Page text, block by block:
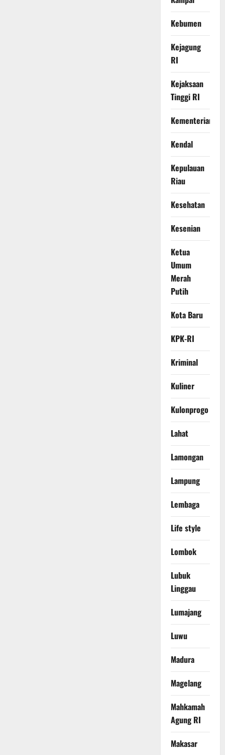
Kebumen
Kejagung
RI
Kejaksaan
Tinggi RI
Kementerian
Kendal
Kepulauan
Riau
Kesehatan
Kesenian
Ketua
Umum
Merah
Putih
Kota Baru
KPK-RI
Kriminal
Kuliner
Kulonprogo
Lahat
Lamongan
Lampung
Lembaga
Life style
Lombok
Lubuk
Linggau
Lumajang
Luwu
Madura
Magelang
Mahkamah
Agung RI
Makasar